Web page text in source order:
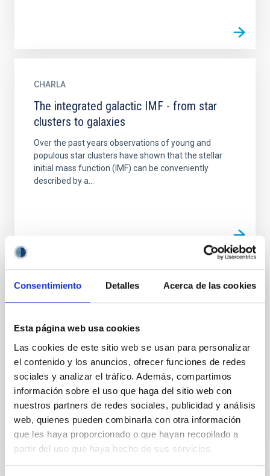
Consentimiento Detalles Acerca de las cookies
Esta página web usa cookies
Las cookies de este sitio web se usan para personalizar
el contenido y los anuncios, ofrecer funciones de redes
sociales y analizar el tráfico. Además, compartimos
información sobre el uso que haga del sitio web con
nuestros partners de redes sociales, publicidad y análisis
web, quienes pueden combinarla con otra información
que les haya proporcionado o que hayan recopilado a
partir del uso que haya hecho de sus servicios.
CHARLA
The integrated galactic IMF - from star
clusters to galaxies
Over the past years observations of young and
populous star clusters have shown that the stellar
initial mass function (IMF) can be conveniently
described by a...
CHARLA
to galactic discs
From the time the first stars formed to the present-
day, metals have witnessed the assembly of
metals only...